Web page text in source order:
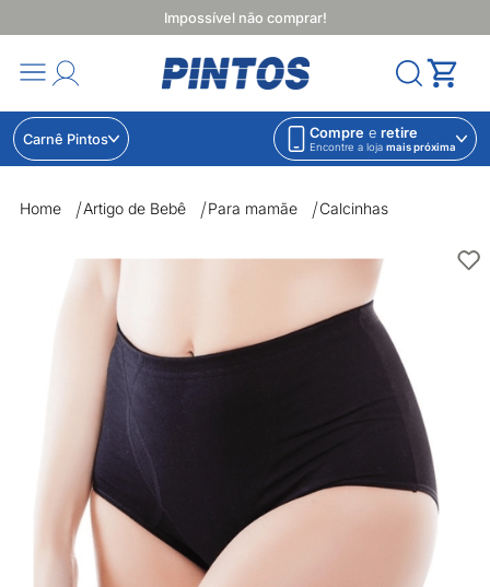
Impossível não comprar!
Carnê Pintos Compre e retire
Encontre a loja mais próxima
Home Artigo de Bebê Para mamãe Calcinhas